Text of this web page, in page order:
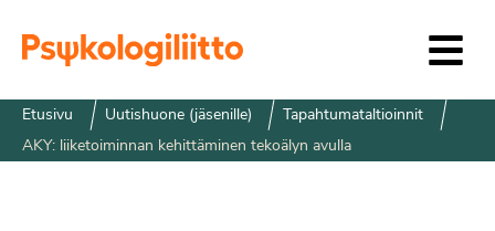
Etusivu Uutishuone (jäsenille)
Tapahtumataltioinnit
AKY: liiketoiminnan kehittäminen tekoälyn avulla